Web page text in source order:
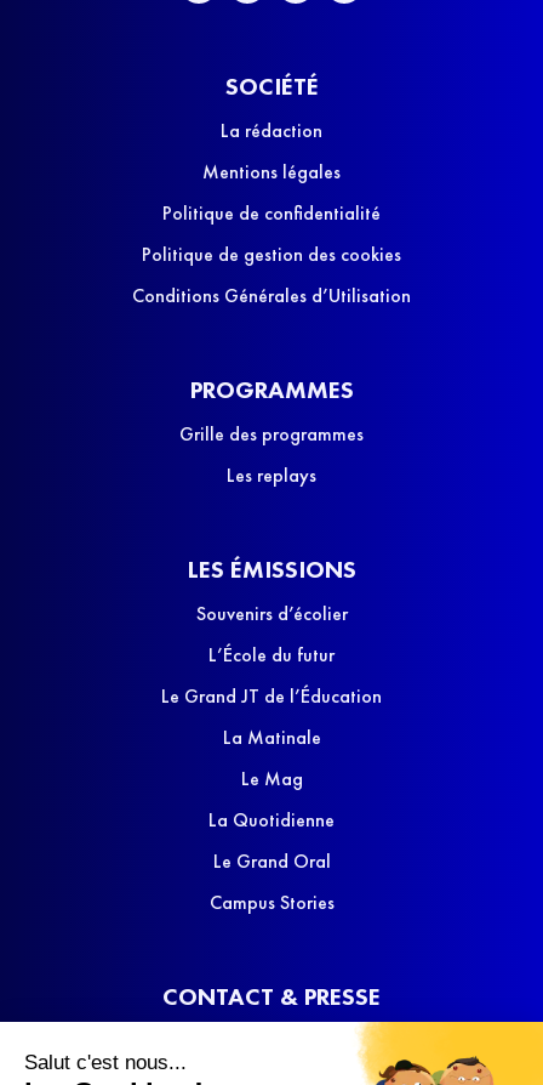
Salut c'est nous...
SOCIÉTÉ
La rédaction
Mentions légales
Politique de confidentialité
Politique de gestion des cookies
Conditions Générales d’Utilisation
PROGRAMMES
Grille des programmes
Les replays
LES ÉMISSIONS
Souvenirs d’écolier
L’École du futur
Le Grand JT de l’Éducation
La Matinale
Le Mag
La Quotidienne
Le Grand Oral
Campus Stories
CONTACT & PRESSE